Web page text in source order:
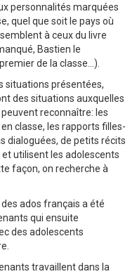
personnalités marquées
quel que soit le pays où
à ceux du livre
Bastien le
de la classe...).
situations présentées,
des situations auxquelles
reconnaître: les
classe, les rapports filles-
dialoguées, de petits récits
utilisent les adolescents
façon, on recherche à
des ados français a été
qui ensuite
des adolescents
travaillent dans la